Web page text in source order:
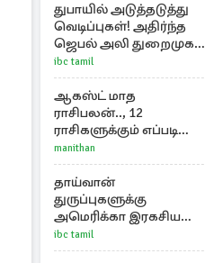
துபாயில் அடுத்தடுத்து
வெடிப்புகள்! அதிர்ந்த
ஜெபல் அலி துறைமுகம்
அருகே
ibc tamil
ஆகஸ்ட் மாத
ராசிபலன்.., 12
ராசிகளுக்கும் எப்படி
இருக்கும்?
manithan
தாய்வான்
துருப்புகளுக்கு
அமெரிக்கா இரகசிய
இராணுவப் பயிற்சி
ibc tamil